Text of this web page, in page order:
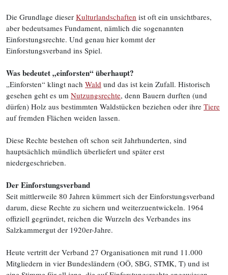
Die Grundlage dieser Kulturlandschaften ist oft ein unsichtbares,
aber bedeutsames Fundament, nämlich die sogenannten
Einforstungsrechte. Und genau hier kommt der
Einforstungsverband ins Spiel.
Was bedeutet „einforsten“ überhaupt?
„Einforsten“ klingt nach Wald und das ist kein Zufall. Historisch
gesehen geht es um Nutzungsrechte, denn Bauern durften (und
dürfen) Holz aus bestimmten Waldstücken beziehen oder ihre Tiere
auf fremden Flächen weiden lassen.
Diese Rechte bestehen oft schon seit Jahrhunderten, sind
hauptsächlich mündlich überliefert und später erst
niedergeschrieben.
Der Einforstungsverband
Seit mittlerweile 80 Jahren kümmert sich der Einforstungsverband
darum, diese Rechte zu sichern und weiterzuentwickeln. 1964
offiziell gegründet, reichen die Wurzeln des Verbandes ins
Salzkammergut der 1920er-Jahre.
Heute vertritt der Verband 27 Organisationen mit rund 11.000
Mitgliedern in vier Bundesländern (OÖ, SBG, STMK, T) und ist